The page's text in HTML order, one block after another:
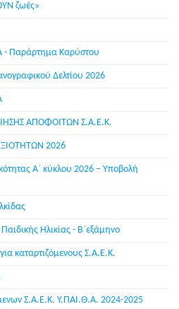
ζωές»
- Παράρτημα Καρύστου
Δελτίου 2026
ΑΠΟΦΟΙΤΩΝ Σ.Α.Ε.Κ.
2026
Α΄ κύκλου 2026 – Υποβολή
Ηλικίας - Β΄εξάμηνο
καταρτιζόμενους Σ.Α.Ε.Κ.
Σ.Α.Ε.Κ. Υ.ΠΑΙ.Θ.Α. 2024-2025